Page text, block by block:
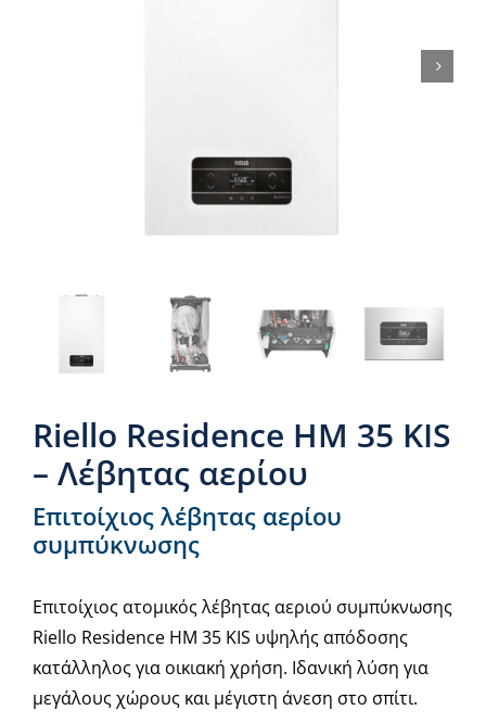
Riello Residence ΗΜ 35 KIS
– Λέβητας αερίου
Επιτοίχιος λέβητας αερίου
συμπύκνωσης
Eπιτοίχιος ατομικός λέβητας αεριού συμπύκνωσης
Riello Residence ΗΜ 35 KIS υψηλής απόδοσης
κατάλληλος για οικιακή χρήση. Ιδανική λύση για
μεγάλους χώρους και μέγιστη άνεση στο σπίτι.